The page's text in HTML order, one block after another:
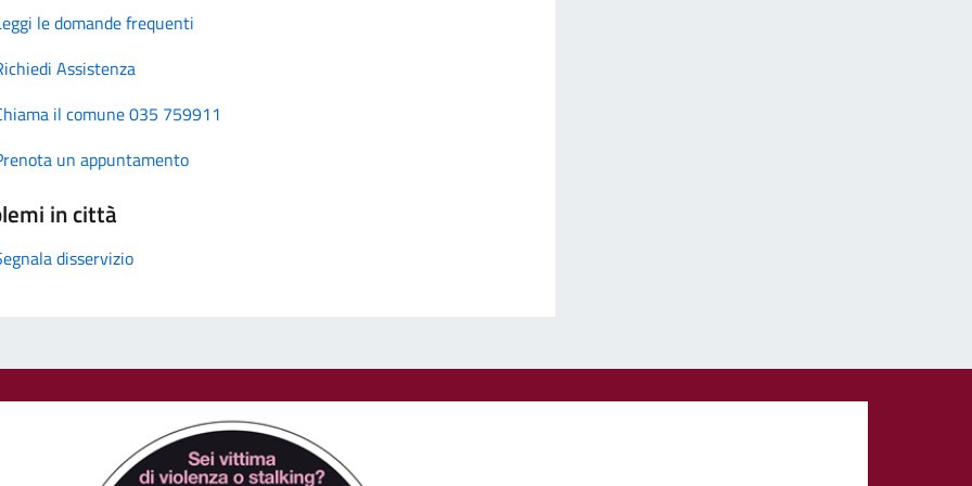
le domande frequenti
Assistenza
il comune 035 759911
un appuntamento
in città
disservizio